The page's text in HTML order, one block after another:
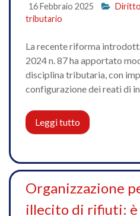
16 Febbraio 2025
tributario
La recente riforma
2024 n. 87 ha apportato
disciplina tributaria, con
configurazione dei reati di
Leggi tutto
Organizzazione
illecito di rifiuti: